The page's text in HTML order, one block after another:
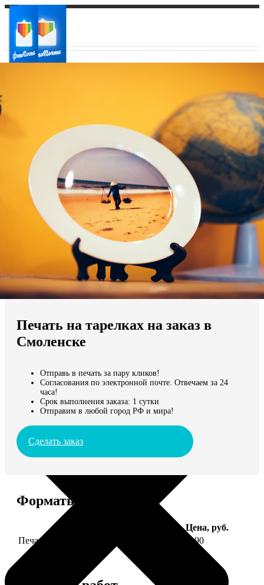
Ваш регион доставки
Выберите из списка:
Мы доставляем по всему миру
Продолжить без города
Печать на тарелках на заказ в
Смоленске
Отправь в печать за пару кликов!
Согласования по электронной почте. Отвечаем за 24
часа!
Срок выполнения заказа: 1 сутки
Отправим в любой город РФ и мира!
Сделать заказ
Форматы и цены
Цена, руб.
Печать фото на тарелке диаметром 20 см
1190